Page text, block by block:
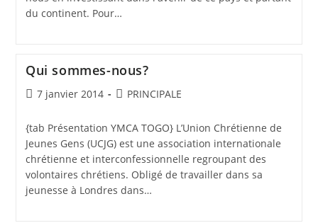
du continent. Pour…
Qui sommes-nous?
7 janvier 2014 PRINCIPALE
{tab Présentation YMCA TOGO} L’Union Chrétienne de
Jeunes Gens (UCJG) est une association internationale
chrétienne et interconfessionnelle regroupant des
volontaires chrétiens. Obligé de travailler dans sa
jeunesse à Londres dans…